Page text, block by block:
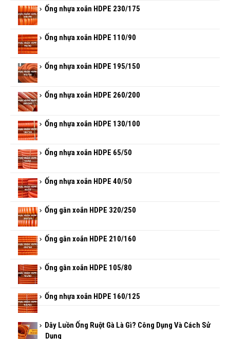
Ống nhựa xoắn HDPE 230/175
Ống nhựa xoắn HDPE 110/90
Ống nhựa xoắn HDPE 195/150
Ống nhựa xoắn HDPE 260/200
Ống nhựa xoắn HDPE 130/100
Ống nhựa xoắn HDPE 65/50
Ống nhựa xoắn HDPE 40/50
Ống gân xoắn HDPE 320/250
Ống gân xoắn HDPE 210/160
Ống gân xoắn HDPE 105/80
Ống nhựa xoắn HDPE 160/125
Dây Luồn Ống Ruột Gà Là Gì? Công Dụng Và Cách Sử
Dụng